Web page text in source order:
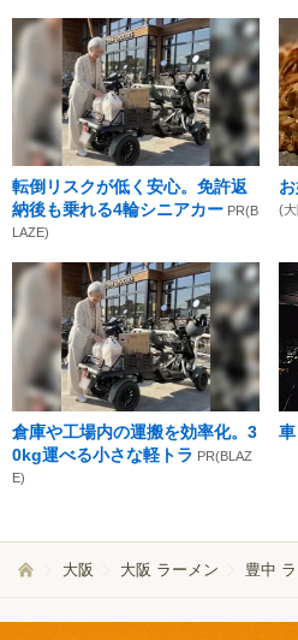
転倒リスクが低く安心。免許返
納後も乗れる4輪シニアカー PR(B
LAZE)
(
倉庫や工場内の運搬を効率化。3
0kg運べる小さな軽トラ PR(BLAZ
E)
大阪 大阪 ラーメン 豊中